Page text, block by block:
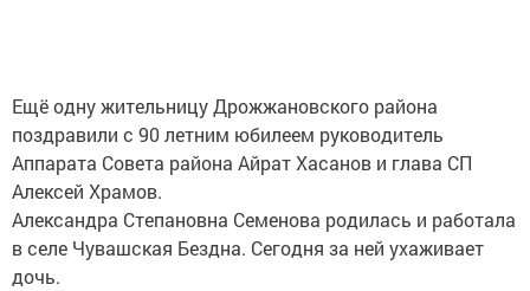
Ещё одну жительницу Дрожжановского района
поздравили с 90 летним юбилеем руководитель
Аппарата Совета района Айрат Хасанов и глава СП
Алексей Храмов.
Александра Степановна Семенова родилась и работала
в селе Чувашская Бездна. Сегодня за ней ухаживает
дочь.